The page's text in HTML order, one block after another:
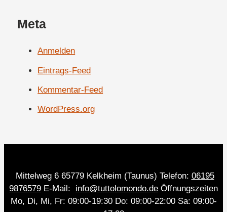
Meta
Anmelden
Eintrags-Feed
Kommentar-Feed
WordPress.org
Mittelweg 6 65779 Kelkheim (Taunus) Telefon: 06195
9876579 E-Mail: info@tuttolomondo.de Öffnungszeiten
Mo, Di, Mi, Fr: 09:00-19:30 Do: 09:00-22:00 Sa: 09:00-